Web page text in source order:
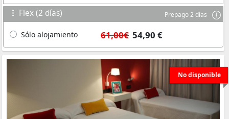
Flex (2 días) Prepago 2 días
Sólo alojamiento 61,00€ 54,90 €
No disponible